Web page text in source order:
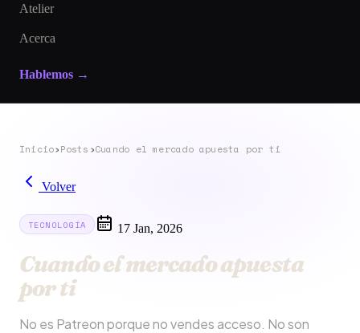
Atelier
Acerca
Hablemos →
Inicio›Posts ›Cuando el mercado apuesta por ti
Volver
TECNOLOGÍA 17 Jan, 2026
Cuando el mercado apuesta
por ti
No es Patreon porque no vendes acceso. No son